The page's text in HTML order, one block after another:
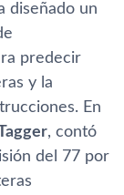
diseñado un
predecir
y la
En
, contó
del 77 por